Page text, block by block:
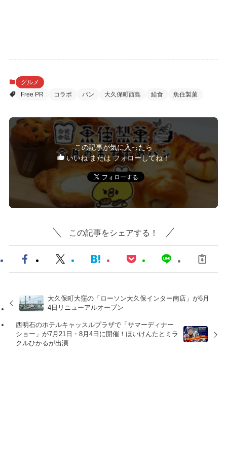
グルメ
Free PR
コラボ パン 大久保町西島 給食 魚住製菓
この記事が気に入ったら
いいね または フォローしてね！
この記事をシェアする！
大久保町大窪の「ローソン大久保インター南店」が6月
4日リニューアルオープン
西明石のホテルキャッスルプラザで「サマーディナー
ショー」が7月21日・8月4日に開催！ほいけんたとミラ
クルひかるが出演